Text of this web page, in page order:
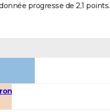
progresse de 2,1 points.